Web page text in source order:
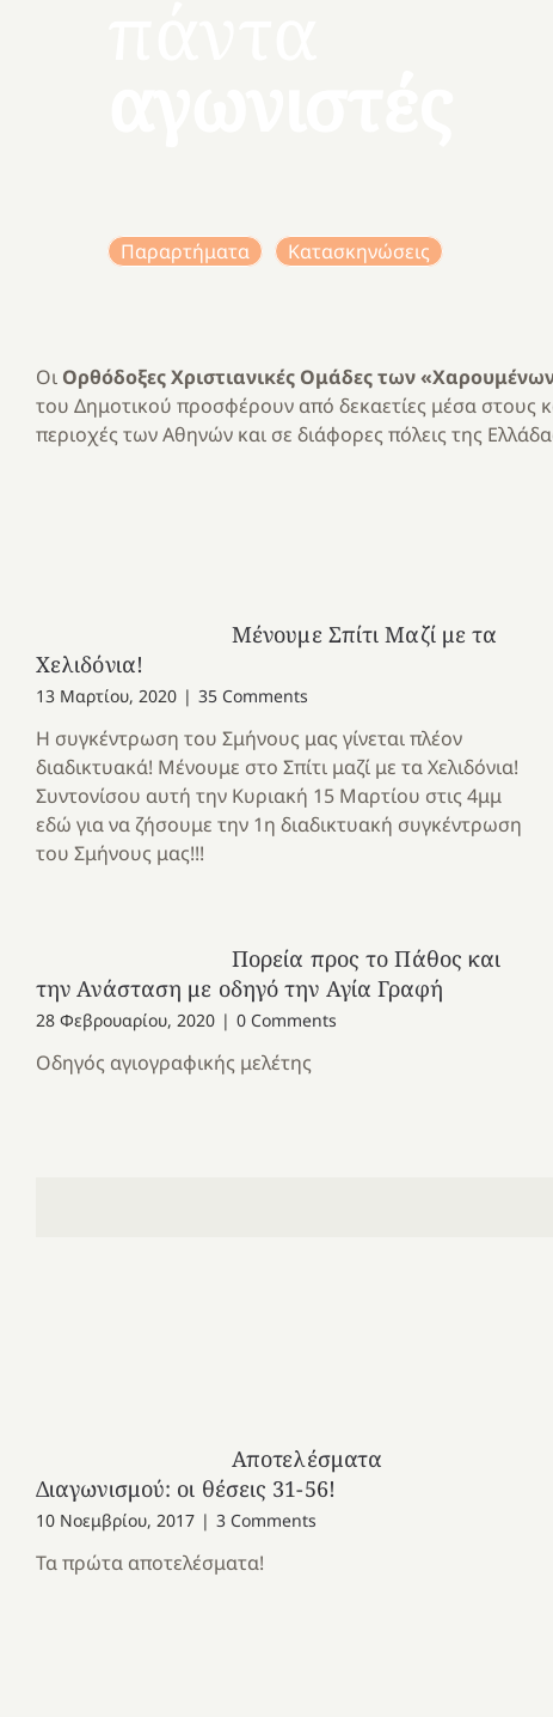
Παραρτήματα Κατασκηνώσεις
Οι Ορθόδοξες Χριστιανικές Ομάδες των
του Δημοτικού προσφέρουν από δεκαετίες μέσα στους
περιοχές των Αθηνών και σε διάφορες πόλεις της
Μένουμε Σπίτι Μαζί με τα
Χελιδόνια!
13 Μαρτίου, 2020 | 35 Comments
Η συγκέντρωση του Σμήνους μας γίνεται πλέον
διαδικτυακά! Μένουμε στο Σπίτι μαζί με τα Χελιδόνια!
Συντονίσου αυτή την Κυριακή 15 Μαρτίου στις 4μμ
εδώ για να ζήσουμε την 1η διαδικτυακή συγκέντρωση
του Σμήνους μας!!!
Πορεία προς το Πάθος και
την Ανάσταση με οδηγό την Αγία Γραφή
28 Φεβρουαρίου, 2020 | 0 Comments
Οδηγός αγιογραφικής μελέτης
Αποτελέσματα
Διαγωνισμού: οι θέσεις 31-56!
10 Νοεμβρίου, 2017 | 3 Comments
Τα πρώτα αποτελέσματα!